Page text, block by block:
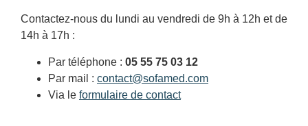
Contactez-nous du lundi au vendredi de 9h à 12h et de
14h à 17h :
Par téléphone : 05 55 75 03 12
Par mail : contact@sofamed.com
Via le formulaire de contact